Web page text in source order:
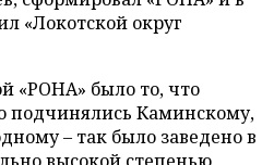
«Локотской округ
«РОНА» было то, что
подчинялись Каминскому,
– так было заведено в